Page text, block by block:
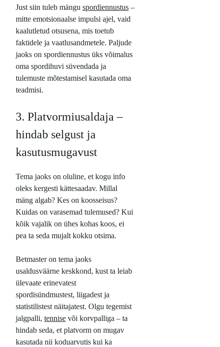
Just siin tuleb mängu spordiennustus –
mitte emotsionaalse impulsi ajel, vaid
kaalutletud otsusena, mis toetub
faktidele ja vaatlusandmetele. Paljude
jaoks on spordiennustus üks võimalus
oma spordihuvi süvendada ja
tulemuste mõtestamisel kasutada oma
teadmisi.
3. Platvormiusaldaja –
hindab selgust ja
kasutusmugavust
Tema jaoks on oluline, et kogu info
oleks kergesti kättesaadav. Millal
mäng algab? Kes on koosseisus?
Kuidas on varasemad tulemused? Kui
kõik vajalik on ühes kohas koos, ei
pea ta seda mujalt kokku otsima.
Betmaster on tema jaoks
usaldusväärne keskkond, kust ta leiab
ülevaate erinevatest
spordisündmustest, liigadest ja
statistilistest näitajatest. Olgu tegemist
jalgpalli, tennise või korvpalliga – ta
hindab seda, et platvorm on mugav
kasutada nii koduarvutis kui ka